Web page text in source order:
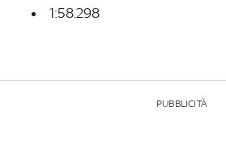
1:58.298
PUBBLICITÀ